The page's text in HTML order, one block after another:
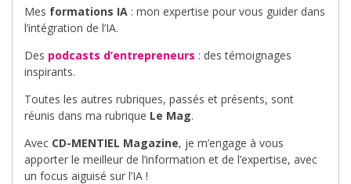
Mes formations IA : mon expertise pour vous guider dans
l’intégration de l’IA.
Des podcasts d’entrepreneurs : des témoignages
inspirants.
Toutes les autres rubriques, passés et présents, sont
réunis dans ma rubrique Le Mag.
Avec CD-MENTIEL Magazine, je m’engage à vous
apporter le meilleur de l’information et de l’expertise, avec
un focus aiguisé sur l’IA !